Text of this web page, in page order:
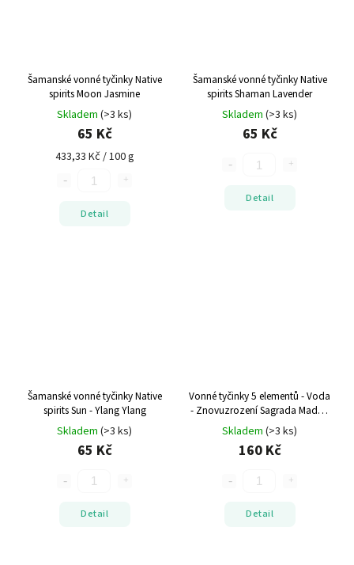
Šamanské vonné tyčinky Native
spirits Moon Jasmine
Skladem (>3 ks)
65 Kč
433,33 Kč / 100 g
Detail
Šamanské vonné tyčinky Native
spirits Shaman Lavender
Skladem (>3 ks)
65 Kč
Detail
Šamanské vonné tyčinky Native
spirits Sun - Ylang Ylang
Skladem (>3 ks)
65 Kč
Detail
Vonné tyčinky 5 elementů - Voda
- ZnovuzrozeníSagrada Madre,
100% přírodní
Skladem (>3 ks)
160 Kč
Detail